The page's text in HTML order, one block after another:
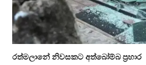
රත්මලානේ නිවසකට අත්බෝම්බ ප්‍රහාර